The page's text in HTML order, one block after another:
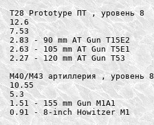
T28 Prototype ПТ , уровень 8
12.6
7.53
2.83 - 90 mm AT Gun T15E2
2.63 - 105 mm AT Gun T5E1
2.27 - 120 mm AT Gun T53
M40/M43 артиллерия , уровень 8
10.55
5.3
1.51 - 155 mm Gun M1A1
0.91 - 8-inch Howitzer M1